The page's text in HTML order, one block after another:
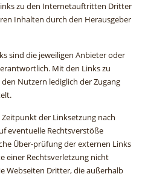
zu den Internetauftritten Dritter
Inhalten durch den Herausgeber
sind die jeweiligen Anbieter oder
Mit den Links zu
Nutzern lediglich der Zugang
der Linksetzung nach
eventuelle Rechtsverstöße
Über-prüfung der externen Links
einer Rechtsverletzung nicht
Webseiten Dritter, die außerhalb